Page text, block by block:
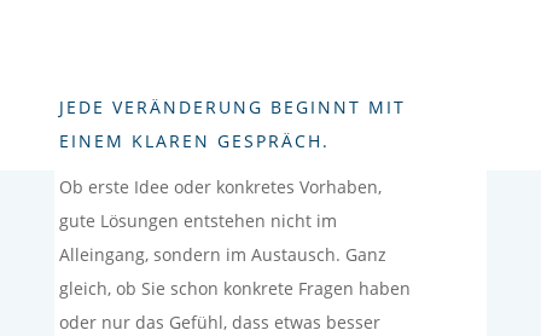
JEDE VERÄNDERUNG BEGINNT MIT
EINEM KLAREN GESPRÄCH.
Ob erste Idee oder konkretes Vorhaben,
gute Lösungen entstehen nicht im
Alleingang, sondern im Austausch. Ganz
gleich, ob Sie schon konkrete Fragen haben
oder nur das Gefühl, dass etwas besser